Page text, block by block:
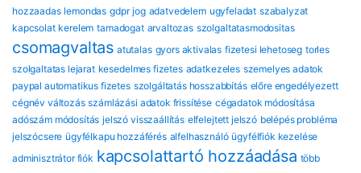
hozzaadas lemondas gdpr jog adatvedelem ugyfeladat szabalyzat
kapcsolat kerelem tamadogat arvaltozas szolgaltatasmodositas
csomagvaltas atutalas gyors aktivalas fizetesi lehetoseg torles
szolgaltatas lejarat kesedelmes fizetes adatkezeles szemelyes adatok
paypal automatikus fizetes szolgáltatás hosszabbítás előre engedélyezett
cégnév változás számlázási adatok frissítése cégadatok módosítása
adószám módosítás jelszó visszaállítás elfelejtett jelszó belépés probléma
jelszócsere ügyfélkapu hozzáférés alfelhasználó ügyfélfiók kezelése
adminisztrátor fiók kapcsolattartó hozzáadása több